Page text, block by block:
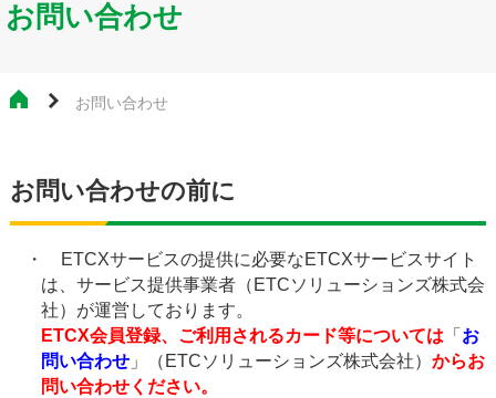
お問い合わせ
お問い合わせ
お問い合わせの前に
・ ETCXサービスの提供に必要なETCXサービスサイト
は、サービス提供事業者（ETCソリューションズ株式会
社）が運営しております。
ETCX会員登録、ご利用されるカード等については 「 お
問い合わせ」 （ETCソリューションズ株式会社） からお
問い合わせください。